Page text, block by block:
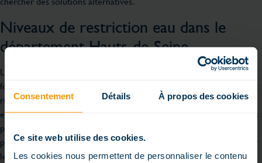
Consentement Détails À propos des cookies
Ce site web utilise des cookies.
Les cookies nous permettent de personnaliser le contenu
Niveaux de restriction eau dans le
département Hauts-de-Seine
Les restrictions eau dans le département Hauts-de-Seine varient en
fonction de la gravité de la sécheresse. En période de vigilance, il est
recommandé de limiter l’utilisation de l’eau pour des activités non
essentielles, comme le remplissage des piscines. Lors de sécheresses
plus sévères, des interdictions complètes peuvent être imposées
pour garantir que les réserves d’eau potable restent suffisantes pour
les besoins prioritaires.